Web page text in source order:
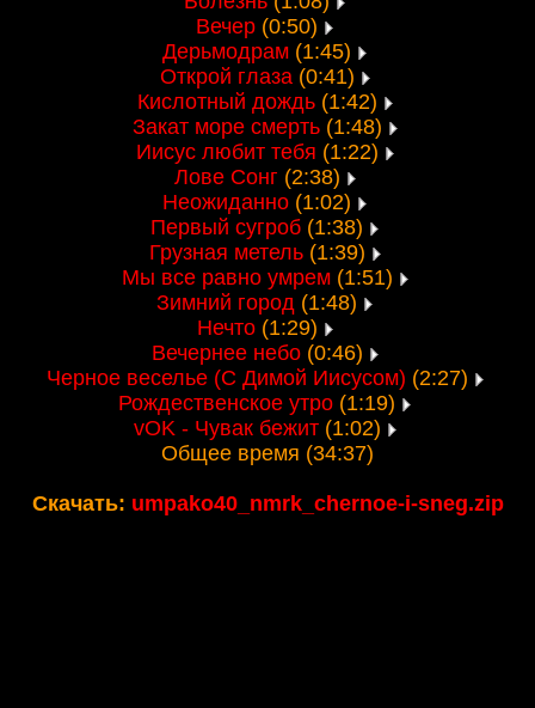
Вечер (0:50)
Дерьмодрам (1:45)
Открой глаза(0:41)
Кислотный дождь(1:42)
Закат море смерть(1:48)
Иисус любит тебя (1:22)
Лове Сонг (2:38)
Неожиданно (1:02)
Первый сугроб (1:38)
Грузная метель(1:39)
Мы все равно умрем(1:51)
Зимний город (1:48)
Нечто(1:29)
Вечернее небо(0:46)
Черное веселье (С Димой Иисусом) (2:27)
Рождественское утро (1:19)
vOK - Чувак бежит(1:02)
Общее время (34:37)
Скачать: umpako40_nmrk_chernoe-i-sneg.zip